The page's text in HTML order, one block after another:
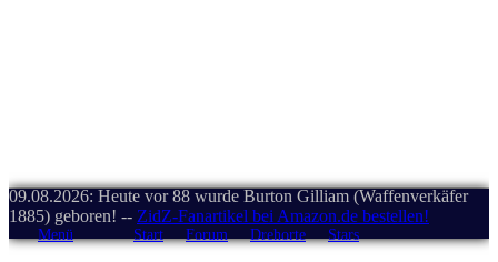
09.08.2026: Heute vor 88 wurde Burton Gilliam (Waffenverkäfer
1885) geboren! -- ZidZ-Fanartikel bei Amazon.de bestellen!
Menü Start Forum Drehorte Stars